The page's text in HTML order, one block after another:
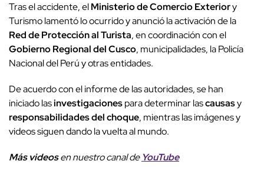
Tras el accidente, elMinisterio de Comercio Exteriory
Turismo lamentó lo ocurrido y anunció la activación de la
Red de Protección al Turista, en coordinación con el
Gobierno Regional del Cusco, municipalidades, la Policía
Nacional del Perú y otras entidades.
De acuerdo con el informe de las autoridades, se han
iniciado lasinvestigacionespara determinar lascausasy
responsabilidades del choque, mientras las imágenes y
videos siguen dando la vuelta al mundo.
Más videosen nuestro canal de YouTube